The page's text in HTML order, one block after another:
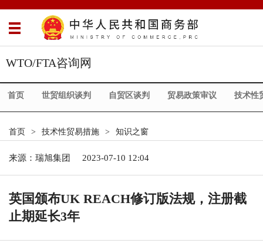
WTO/FTA咨询网
首页 世贸组织谈判 自贸区谈判 贸易政策审议 技术性
首页 > 技术性贸易措施 > 知识之窗
来源： 瑞旭集团 2023-07-10 12:04
英国颁布UK REACH修订版法规，注册截
止期延长3年